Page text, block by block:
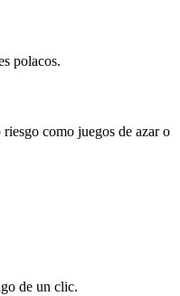
polacos.
como juegos de azar o
de un clic.